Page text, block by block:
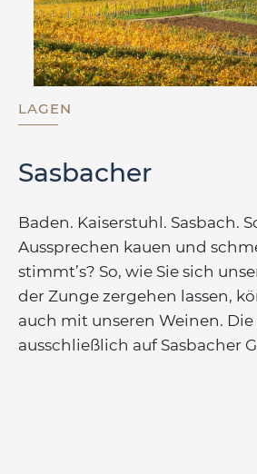
LAGEN
Sasbacher
Baden. Kaiserstuhl. Sasbach.
Aussprechen kauen und
stimmt’s? So, wie Sie sich
der Zunge zergehen lassen,
auch mit unseren Weinen.
ausschließlich auf Sasbacher